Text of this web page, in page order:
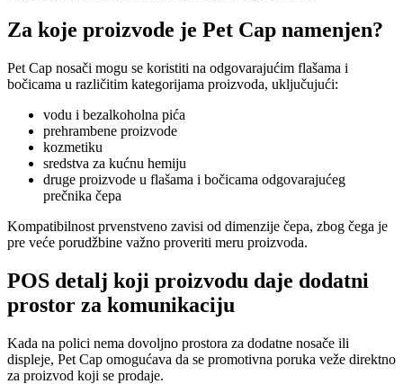
Za koje proizvode je Pet Cap namenjen?
Pet Cap nosači mogu se koristiti na odgovarajućim flašama i
bočicama u različitim kategorijama proizvoda, uključujući:
vodu i bezalkoholna pića
prehrambene proizvode
kozmetiku
sredstva za kućnu hemiju
druge proizvode u flašama i bočicama odgovarajućeg
prečnika čepa
Kompatibilnost prvenstveno zavisi od dimenzije čepa, zbog čega je
pre veće porudžbine važno proveriti meru proizvoda.
POS detalj koji proizvodu daje dodatni
prostor za komunikaciju
Kada na polici nema dovoljno prostora za dodatne nosače ili
displeje, Pet Cap omogućava da se promotivna poruka veže direktno
za proizvod koji se prodaje.